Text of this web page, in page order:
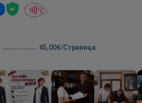
45,00€/Страница